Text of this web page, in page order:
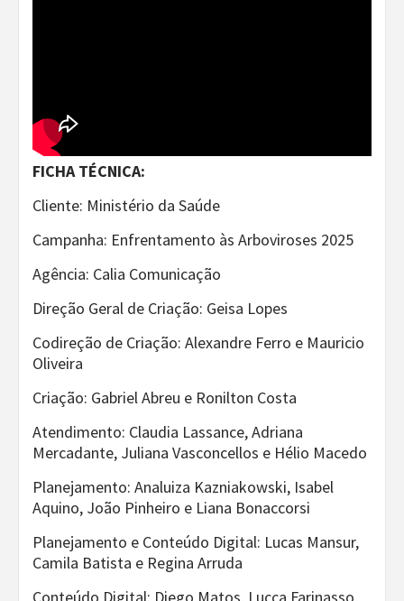
FICHA TÉCNICA:
Cliente: Ministério da Saúde
Campanha: Enfrentamento às Arboviroses 2025
Agência: Calia Comunicação
Direção Geral de Criação: Geisa Lopes
Codireção de Criação: Alexandre Ferro e Mauricio
Oliveira
Criação: Gabriel Abreu e Ronilton Costa
Atendimento: Claudia Lassance, Adriana
Mercadante, Juliana Vasconcellos e Hélio Macedo
Planejamento: Analuiza Kazniakowski, Isabel
Aquino, João Pinheiro e Liana Bonaccorsi
Planejamento e Conteúdo Digital: Lucas Mansur,
Camila Batista e Regina Arruda
Conteúdo Digital: Diego Matos, Lucca Farinasso,